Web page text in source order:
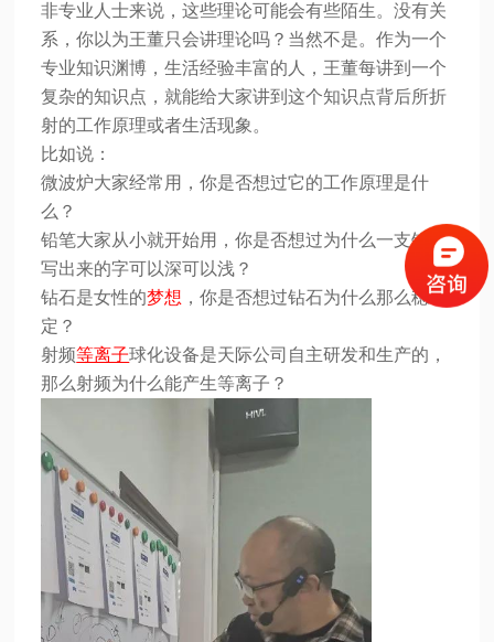
非专业人士来说，这些理论可能会有些陌生。没有关
系，你以为王董只会讲理论吗？当然不是。作为一个
专业知识渊博，生活经验丰富的人，王董每讲到一个
复杂的知识点，就能给大家讲到这个知识点背后所折
射的工作原理或者生活现象。
比如说：
微波炉大家经常用，你是否想过它的工作原理是什
么？
铅笔大家从小就开始用，你是否想过为什么一支铅笔
写出来的字可以深可以浅？
钻石是女性的梦想 ，你是否想过钻石为什么那么稳
定？
射频等离子球化设备是天际公司自主研发和生产的，
那么射频为什么能产生等离子？